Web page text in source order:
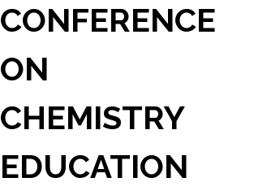
CONFERENCE
ON
CHEMISTRY
EDUCATION